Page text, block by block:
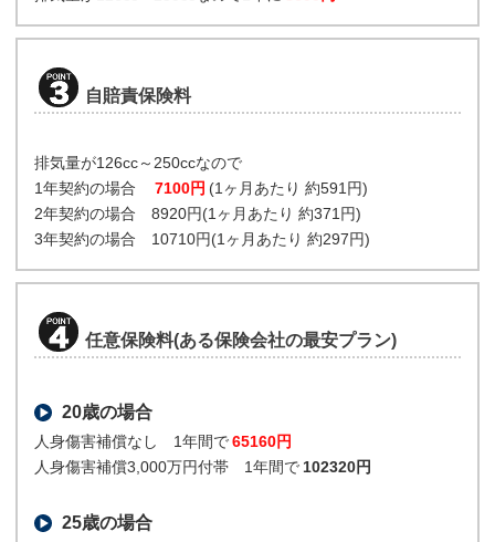
自賠責保険料
排気量が126cc～250ccなので
1年契約の場合
7100円 (1ヶ月あたり 約591円)
2年契約の場合 8920円(1ヶ月あたり 約371円)
3年契約の場合 10710円(1ヶ月あたり 約297円)
任意保険料(ある保険会社の最安プラン)
20歳の場合
人身傷害補償なし 1年間で65160円
人身傷害補償3,000万円付帯 1年間で 102320円
25歳の場合